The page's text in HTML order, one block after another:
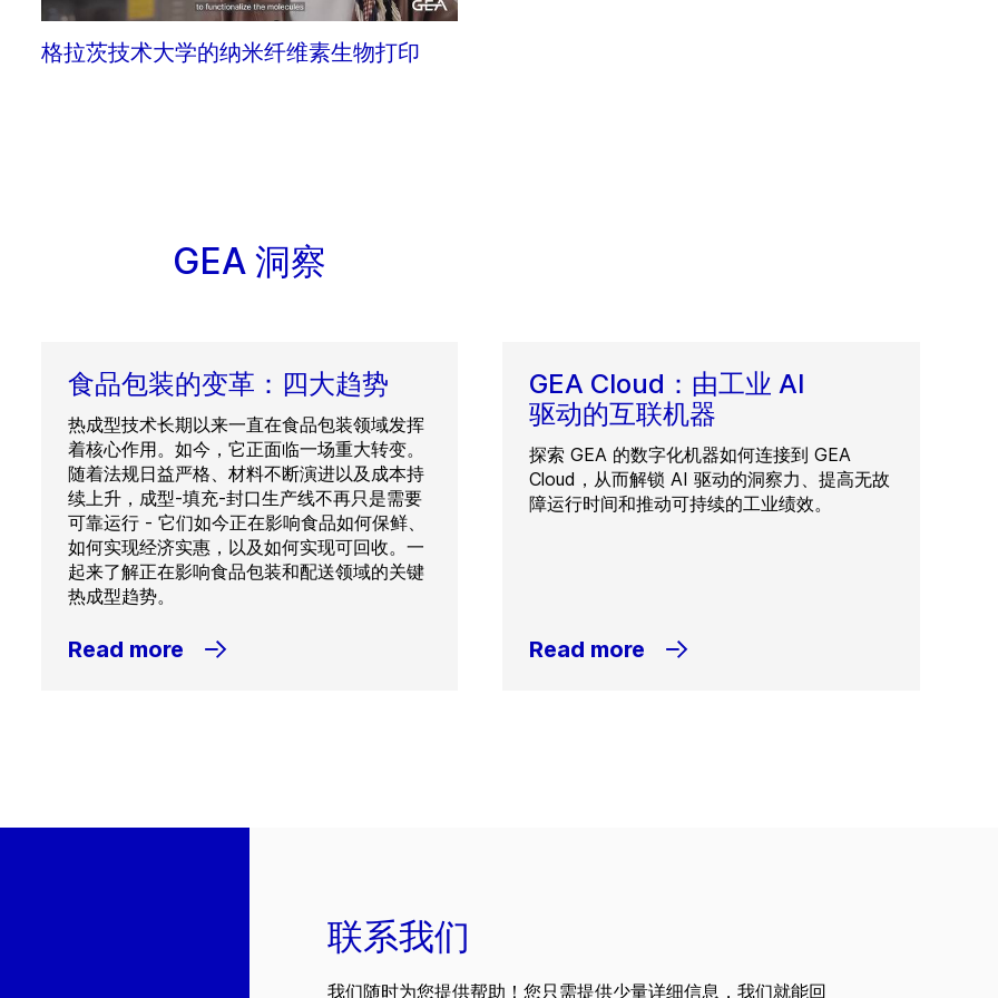
格拉茨技术大学的纳米纤维素生物打印
GEA 洞察
食品包装的变革：四大趋势
热成型技术长期以来一直在食品包装领域发挥
着核心作用。如今，它正面临一场重大转变。
随着法规日益严格、材料不断演进以及成本持
续上升，成型-填充-封口生产线不再只是需要
可靠运行 - 它们如今正在影响食品如何保鲜、
如何实现经济实惠，以及如何实现可回收。一
起来了解正在影响食品包装和配送领域的关键
热成型趋势。
Read more
GEA Cloud：由工业 AI
驱动的互联机器
探索 GEA 的数字化机器如何连接到 GEA
Cloud，从而解锁 AI 驱动的洞察力、提高无故
障运行时间和推动可持续的工业绩效。
Read more
联系我们
我们随时为您提供帮助！您只需提供少量详细信息，我们就能回